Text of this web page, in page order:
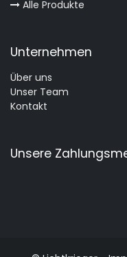
Alle Produkte
Unternehmen
Über uns
Unser Team
Kontakt
Unsere